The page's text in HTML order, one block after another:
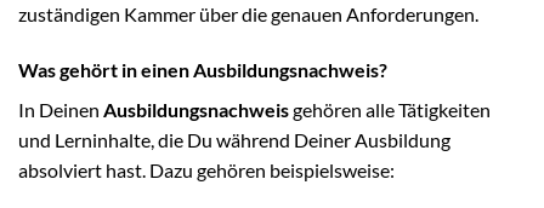
zuständigen Kammer über die genauen Anforderungen.
Was gehört in einen Ausbildungsnachweis?
In Deinen Ausbildungsnachweisgehören alle Tätigkeiten
und Lerninhalte, die Du während Deiner Ausbildung
absolviert hast. Dazu gehören beispielsweise: